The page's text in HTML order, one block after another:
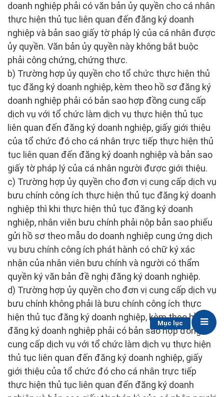
Mục lục
doanh nghiệp phải có văn bản ủy quyền cho cá nhân
thực hiện thủ tục liên quan đến đăng ký doanh
nghiệp và bản sao giấy tờ pháp lý của cá nhân được
ủy quyền. Văn bản ủy quyền này không bắt buộc
phải công chứng, chứng thực.
b) Trường hợp ủy quyền cho tổ chức thực hiện thủ
tục đăng ký doanh nghiệp, kèm theo hồ sơ đăng ký
doanh nghiệp phải có bản sao hợp đồng cung cấp
dịch vụ với tổ chức làm dịch vụ thực hiện thủ tục
liên quan đến đăng ký doanh nghiệp, giấy giới thiệu
của tổ chức đó cho cá nhân trực tiếp thực hiện thủ
tục liên quan đến đăng ký doanh nghiệp và bản sao
giấy tờ pháp lý của cá nhân người được giới thiệu.
c) Trường hợp ủy quyền cho đơn vị cung cấp dịch vụ
bưu chính công ích thực hiện thủ tục đăng ký doanh
nghiệp thì khi thực hiện thủ tục đăng ký doanh
nghiệp, nhân viên bưu chính phải nộp bản sao phiếu
gửi hồ sơ theo mẫu do doanh nghiệp cung ứng dịch
vụ bưu chính công ích phát hành có chữ ký xác
nhận của nhân viên bưu chính và người có thẩm
quyền ký văn bản đề nghị đăng ký doanh nghiệp.
d) Trường hợp ủy quyền cho đơn vị cung cấp dịch vụ
bưu chính không phải là bưu chính công ích thực
hiện thủ tục đăng ký doanh nghiệp, kèm theo hồ sơ
đăng ký doanh nghiệp phải có bản sao hợp đồng
cung cấp dịch vụ với tổ chức làm dịch vụ thực hiện
thủ tục liên quan đến đăng ký doanh nghiệp, giấy
giới thiệu của tổ chức đó cho cá nhân trực tiếp
thực hiện thủ tục liên quan đến đăng ký doanh